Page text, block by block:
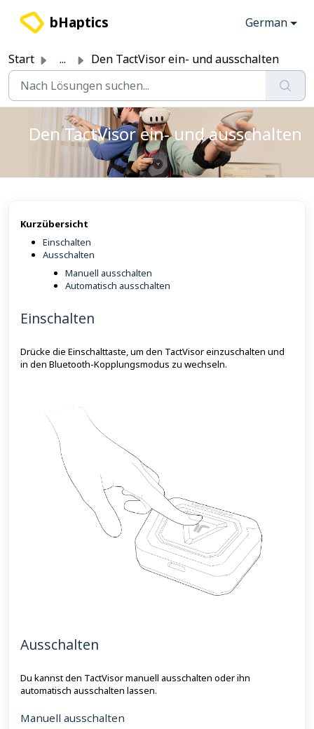
bHaptics German
Start ... Den TactVisor ein- und ausschalten
Den TactVisor ein- und ausschalten
Kurzübersicht
Einschalten
Ausschalten
Manuell ausschalten
Automatisch ausschalten
Einschalten
Drücke die Einschalttaste, um den TactVisor einzuschalten und
in den Bluetooth-Kopplungsmodus zu wechseln.
Ausschalten
Du kannst den TactVisor manuell ausschalten oder ihn
automatisch ausschalten lassen.
Manuell ausschalten